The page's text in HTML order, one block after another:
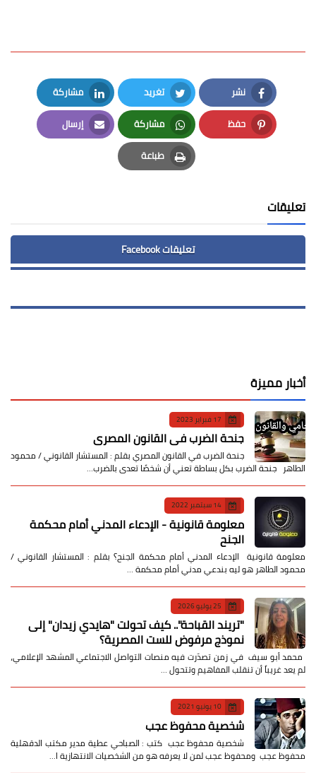
نشر
Facebook
تغريد
Twitter
مشاركة
LinkedIn
حفظ
Pinterest
مشاركة
Whatsapp
إرسال
Email
طباعة
Print
تعليقات
تعليقات Facebook
أخبار مميزة
17 فبراير 2023
جنحة الضرب في القانون المصري
جنحة الضرب في القانون المصري بقلم : المستشار القانوني / محمود
الطاهر جنحة الضرب بكل بساطة تعني أن شخصًا تعدى بالضرب…
14 سبتمبر 2022
معلومة قانونية - الإدعاء المدني أمام محكمة
الجنح
معلومة قانونية الإدعاء المدني أمام محكمة الجنح؟ بقلم : المستشار القانوني /
محمود الطاهر هو ليه بندعي مدني أمام محكمة …
25 يوليو 2026
​"تريند القباحة".. كيف تحولت "هايدي زيدان" إلى
نموذج مرفوض للست المصرية؟
​ محمد أبو سيف ​في زمن تصدّرت فيه منصات التواصل الاجتماعي المشهد الإعلامي،
لم يعد غريباً أن تنقلب المفاهيم وتتحول …
10 يونيو 2021
شخصية محفوظ عجب
شخصية محفوظ عجب كتب : الصباحي عطية مدير مكتب الدقهلية
محفوظ عجب ومحفوظ عجب لمن لا يعرفه هو من الشخصيات الانتهازية ا…